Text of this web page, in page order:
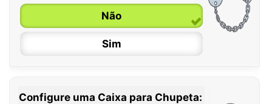
6 / 36 meses
Não
Sim
Configure uma Caixa para Chupeta: